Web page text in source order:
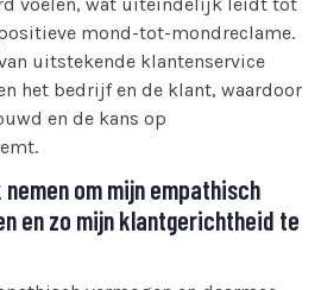
mond-tot-mondreclame.
uitstekende klantenservice
het bedrijf en de klant, waardoor
en de kans op
om mijn empathisch
en zo mijn klantgerichtheid te